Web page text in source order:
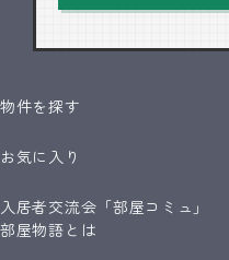
物件を探す
お気に入り
入居者交流会「部屋コミュ」
部屋物語とは